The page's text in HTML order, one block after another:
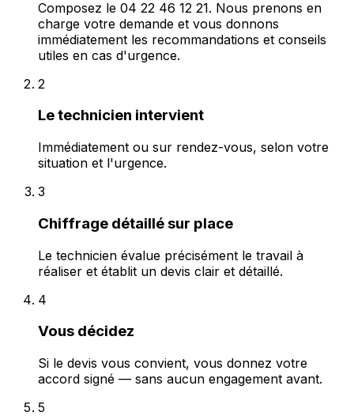
Composez le 04 22 46 12 21. Nous prenons en
charge votre demande et vous donnons
immédiatement les recommandations et conseils
utiles en cas d'urgence.
2
Le technicien intervient
Immédiatement ou sur rendez-vous, selon votre
situation et l'urgence.
3
Chiffrage détaillé sur place
Le technicien évalue précisément le travail à
réaliser et établit un devis clair et détaillé.
4
Vous décidez
Si le devis vous convient, vous donnez votre
accord signé — sans aucun engagement avant.
5